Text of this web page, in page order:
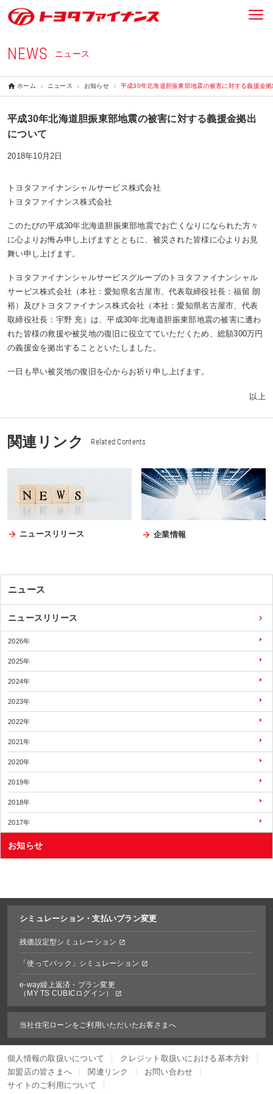
NEWS ニュース
ホーム ニュース お知らせ 平成30年北海道胆振東部地震の被害に対する義援金
平成30年北海道胆振東部地震の被害に対する義援金拠出
について
2018年10月2日
トヨタファイナンシャルサービス株式会社
トヨタファイナンス株式会社
このたびの平成30年北海道胆振東部地震でお亡くなりになられた方々
に心よりお悔み申し上げますとともに、被災された皆様に心よりお見
舞い申し上げます。
トヨタファイナンシャルサービスグループのトヨタファイナンシャル
サービス株式会社（本社：愛知県名古屋市、代表取締役社長：福留 朗
裕）及びトヨタファイナンス株式会社（本社：愛知県名古屋市、代表
取締役社長：宇野 充）は、平成30年北海道胆振東部地震の被害に遭わ
れた皆様の救援や被災地の復旧に役立てていただくため、総額300万円
の義援金を拠出することといたしました。
一日も早い被災地の復旧を心からお祈り申し上げます。
以上
ニュース
ニュースリリース
2026年
2025年
2024年
2023年
2022年
2021年
2020年
2019年
2018年
2017年
お知らせ
関連リンク Related Contents
ニュースリリース 企業情報
シミュレーション・支払いプラン変更
残価設定型シミュレーション
「使ってバック」シミュレーション
e-way繰上返済・プラン変更
（MY TS CUBICログイン）
当社住宅ローンをご利用いただいたお客さまへ
個人情報の取扱いについて
クレジット取扱いにおける基本方針
加盟店の皆さまへ
関連リンク
お問い合わせ
サイトのご利用について